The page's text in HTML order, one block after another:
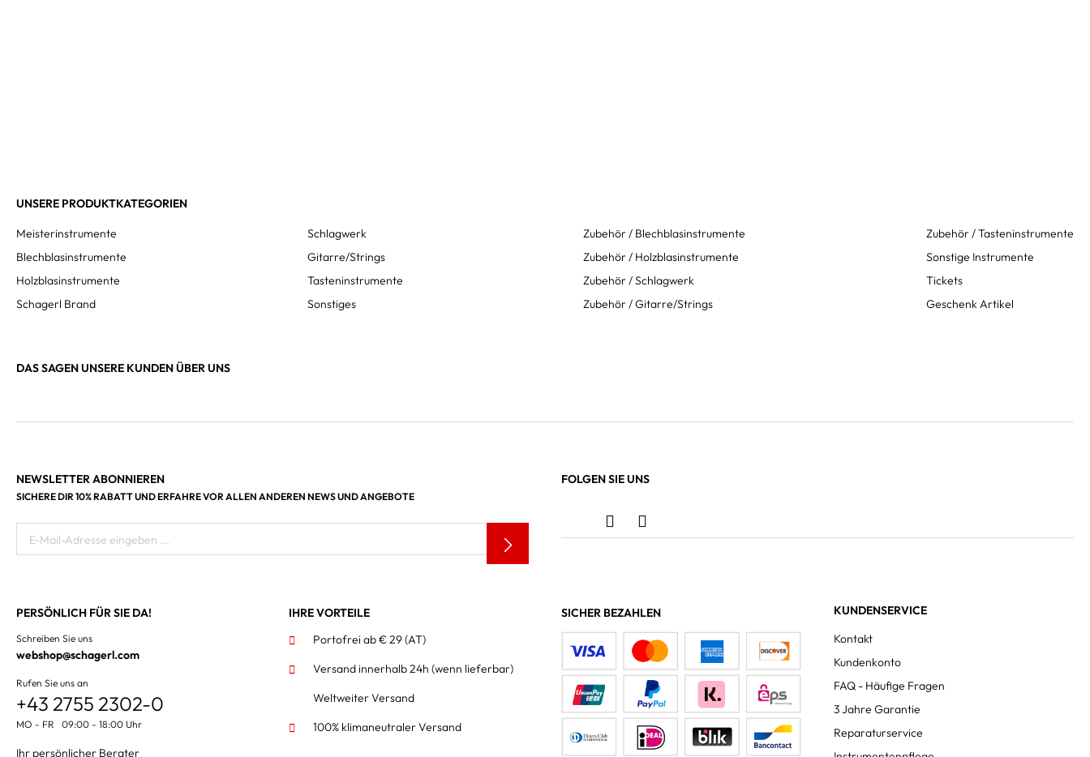
UNSERE PRODUKTKATEGORIEN
Meisterinstrumente
Blechblasinstrumente
Holzblasinstrumente
Schagerl Brand
Schlagwerk
Gitarre/Strings
Tasteninstrumente
Sonstiges
Zubehör / Blechblasinstrumente
Zubehör / Holzblasinstrumente
Zubehör / Schlagwerk
Zubehör / Gitarre/Strings
Zubehör / Tasteninstrumente
Sonstige Instrumente
Tickets
Geschenk Artikel
DAS SAGEN UNSERE KUNDEN ÜBER UNS
NEWSLETTER ABONNIEREN
SICHERE DIR 10% RABATT UND ERFAHRE VOR ALLEN ANDEREN NEWS UND ANGEBOTE
E-Mail-Adresse eingeben ...
FOLGEN SIE UNS
PERSÖNLICH FÜR SIE DA!
Schreiben Sie uns
webshop@schagerl.com
Rufen Sie uns an
+43 2755 2302-0
MO - FR 09:00 - 18:00 Uhr
Ihr persönlicher Berater
IHRE VORTEILE
Portofrei ab € 29 (AT)
Versand innerhalb 24h (wenn lieferbar)
Weltweiter Versand
100% klimaneutraler Versand
SICHER BEZAHLEN
KUNDENSERVICE
Kontakt
Kundenkonto
FAQ - Häufige Fragen
3 Jahre Garantie
Reparaturservice